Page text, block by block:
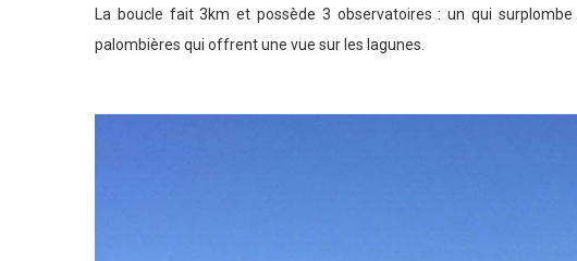
La boucle fait 3km et possède 3 observatoires : un qui
palombières qui offrent une vue sur les lagunes.